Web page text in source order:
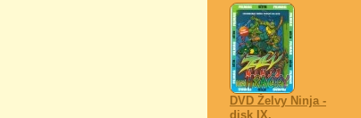
DVD Želvy Ninja -
disk IX.